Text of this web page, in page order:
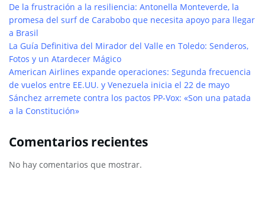
De la frustración a la resiliencia: Antonella Monteverde, la
promesa del surf de Carabobo que necesita apoyo para llegar
a Brasil
La Guía Definitiva del Mirador del Valle en Toledo: Senderos,
Fotos y un Atardecer Mágico
American Airlines expande operaciones: Segunda frecuencia
de vuelos entre EE.UU. y Venezuela inicia el 22 de mayo
Sánchez arremete contra los pactos PP-Vox: «Son una patada
a la Constitución»
Comentarios recientes
No hay comentarios que mostrar.